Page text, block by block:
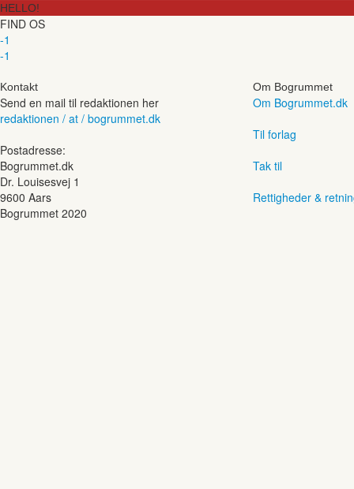
HELLO!
FIND OS
-1
-1
Kontakt
Send en mail til redaktionen her
redaktionen / at / bogrummet.dk
Postadresse:
Bogrummet.dk
Dr. Louisesvej 1
9600 Aars
Om Bogrummet
Om Bogrummet.dk
Til forlag
Tak til
Rettigheder &
Bogrummet 2020